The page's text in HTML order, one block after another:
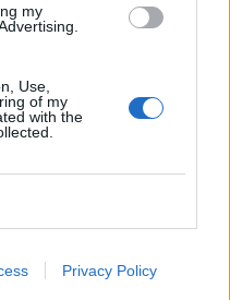
my
Use,
of my
with the
Privacy Policy
: